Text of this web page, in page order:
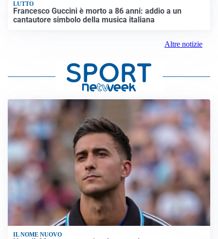
LUTTO
Francesco Guccini è morto a 86 anni: addio a un
cantautore simbolo della musica italiana
Altre notizie
IL NOME NUOVO